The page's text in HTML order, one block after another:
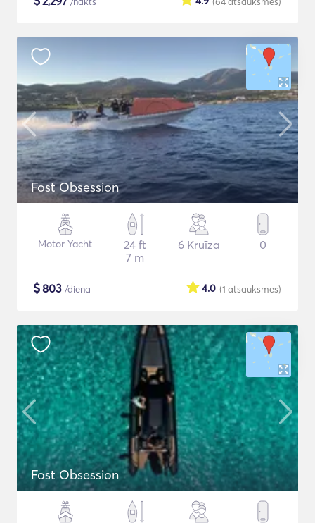
Fost Obsession
Motor Yacht
24 ft
7 m
6 Kruīza 0
$803 /diena (1 atsauksmes)
4.0
Fost Obsession